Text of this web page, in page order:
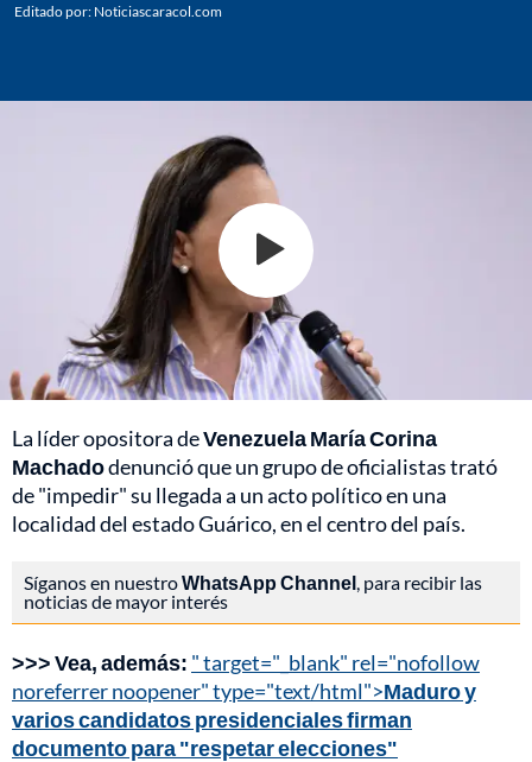
Editado por: Noticiascaracol.com
La líder opositora deVenezuela María Corina
Machadodenunció que un grupo de oficialistas trató
de "impedir" su llegada a un acto político en una
localidad del estado Guárico, en el centro del país.
Síganos en nuestroWhatsApp Channel , para recibir las
noticias de mayor interés
>>> Vea, además: " target="_blank" rel="nofollow
noreferrer noopener" type="text/html">Maduro y
varios candidatos presidenciales firman
documento para "respetar elecciones"